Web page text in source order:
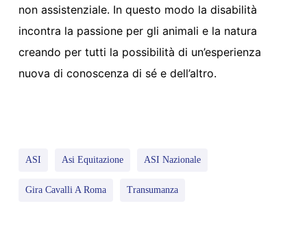
non assistenziale. In questo modo la disabilità
incontra la passione per gli animali e la natura
creando per tutti la possibilità di un’esperienza
nuova di conoscenza di sé e dell’altro.
ASI Asi Equitazione ASI Nazionale
Gira Cavalli A Roma Transumanza